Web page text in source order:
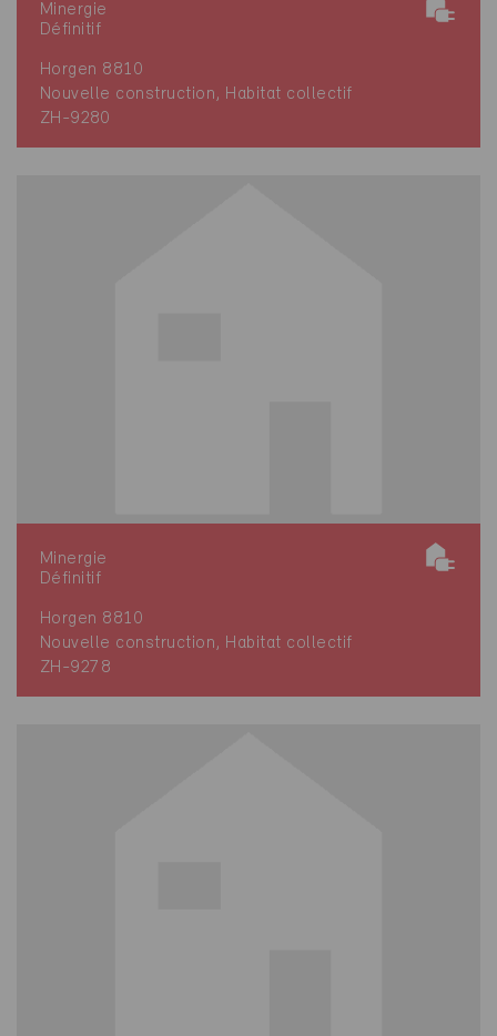
Minergie
Définitif
Horgen 8810
Nouvelle construction, Habitat collectif
ZH-9280
Minergie
Définitif
Horgen 8810
Nouvelle construction, Habitat collectif
ZH-9278